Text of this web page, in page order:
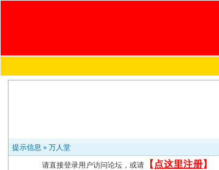
提示信息 »万人堂
请直接登录用户访问论坛，或请 【 点这里注册】